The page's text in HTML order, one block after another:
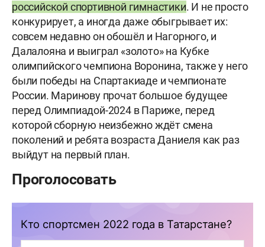
российской спортивной гимнастики. И не просто
конкурирует, а иногда даже обыгрывает их:
совсем недавно он обошёл и Нагорного, и
Далалояна и выиграл «золото» на Кубке
олимпийского чемпиона Воронина, также у него
были победы на Спартакиаде и чемпионате
России. Маринову прочат большое будущее
перед Олимпиадой-2024 в Париже, перед
которой сборную неизбежно ждёт смена
поколений и ребята возраста Даниеля как раз
выйдут на первый план.
Проголосовать